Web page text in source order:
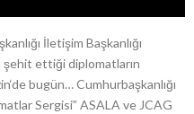
İletişim Başkanlığı
şehit ettiği diplomatların
bugün… Cumhurbaşkanlığı
Sergisi” ASALA ve JCAG